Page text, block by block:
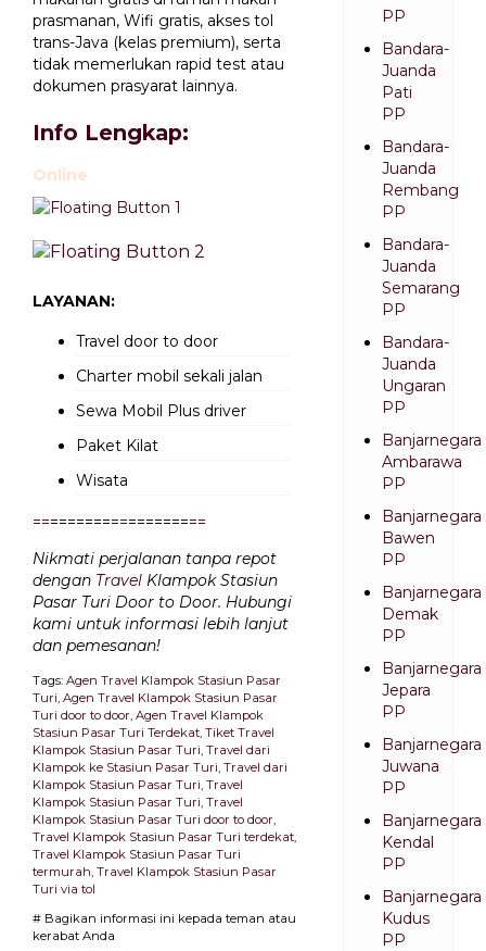
prasmanan, Wifi gratis, akses tol
trans-Java (kelas premium), serta
tidak memerlukan rapid test atau
dokumen prasyarat lainnya.
Info Lengkap:
Online
LAYANAN:
Travel door to door
Charter mobil sekali jalan
Sewa Mobil Plus driver
Paket Kilat
Wisata
====================
Nikmati perjalanan tanpa repot
dengan Travel Klampok Stasiun
Pasar Turi Door to Door. Hubungi
kami untuk informasi lebih lanjut
dan pemesanan!
Tags: Agen Travel Klampok Stasiun Pasar
Turi Agen Travel Klampok Stasiun Pasar
Turi door to door Agen Travel Klampok
Stasiun Pasar Turi Terdekat Tiket Travel
Klampok Stasiun Pasar Turi Travel dari
Klampok ke Stasiun Pasar Turi Travel dari
Klampok Stasiun Pasar Turi Travel
Klampok Stasiun Pasar Turi Travel
Klampok Stasiun Pasar Turi door to door
Travel Klampok Stasiun Pasar Turi terdekat
Travel Klampok Stasiun Pasar Turi
termurah Travel Klampok Stasiun Pasar
Turi via tol
# Bagikan informasi ini kepada teman atau
kerabat Anda
PP
Bandara-
Juanda
Pati
PP
Bandara-
Juanda
Rembang
PP
Bandara-
Juanda
Semarang
PP
Bandara-
Juanda
Ungaran
PP
Banjarnegara
Ambarawa
PP
Banjarnegara
Bawen
PP
Banjarnegara
Demak
PP
Banjarnegara
Jepara
PP
Banjarnegara
Juwana
PP
Banjarnegara
Kendal
PP
Banjarnegara
Kudus
PP